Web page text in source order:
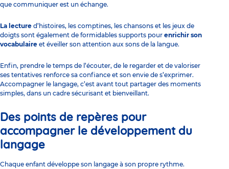
que communiquer est un échange.
La lecture d’histoires, les comptines, les chansons et les jeux de
doigts sont également de formidables supports pour enrichir son
vocabulaire et éveiller son attention aux sons de la langue.
Enfin, prendre le temps de l’écouter, de le regarder et de valoriser
ses tentatives renforce sa confiance et son envie de s’exprimer.
Accompagner le langage, c’est avant tout partager des moments
simples, dans un cadre sécurisant et bienveillant.
Des points de repères pour
accompagner le développement du
langage
Chaque enfant développe son langage à son propre rythme.